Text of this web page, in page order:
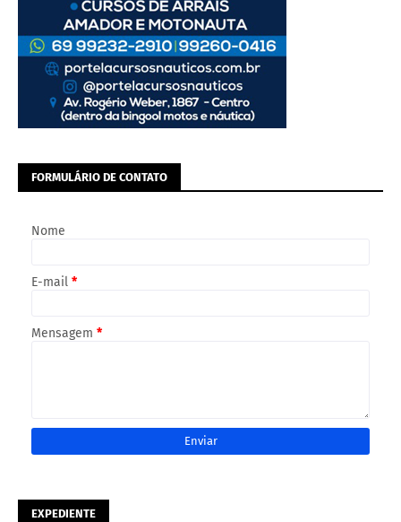
FORMULÁRIO DE CONTATO
Nome
E-mail *
Mensagem *
EXPEDIENTE